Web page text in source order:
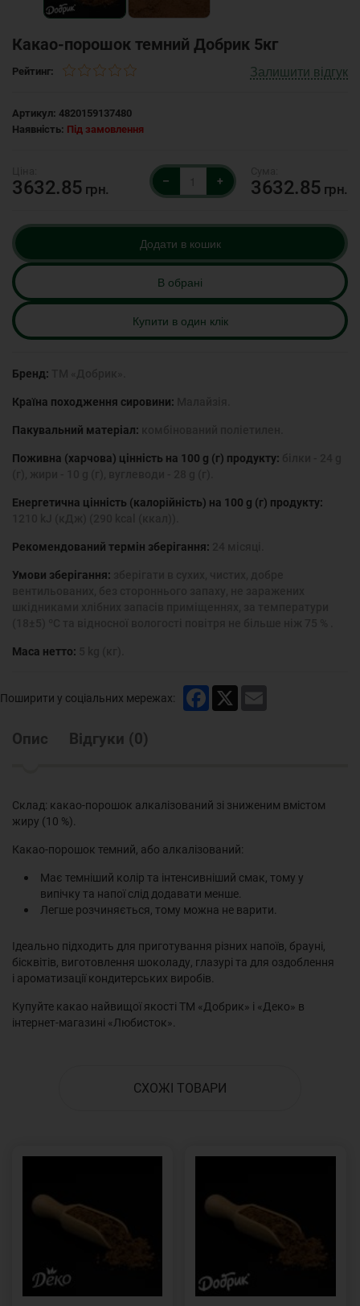
Какао-порошок темний Добрик 5кг
Рейтинг: Залишити відгук
Артикул: 4820159137480
Наявність: Під замовлення
3632.85 грн.
– + 3632.85 грн.
Додати в кошик
В обрані
Купити в один клік
Бренд:
Країна походження сировини:
Пакувальний матеріал:
Поживна (харчова) цінність на 100 g (г) продукту:
Енергетична цінність (калорійність) на 100 g (г) продукту:
Рекомендований термін зберігання:
Умови зберігання:
Маса нетто:
Поширити у соціальних мережах: Facebook
Опис Відгуки (0)
Склад: какао-порошок алкалізований зі зниженим вмістом
жиру (10 %).
Какао-порошок темний, або алкалізований:
Має темніший колір та інтенсивніший смак, тому у
випічку та напої слід додавати менше.
Легше розчиняється, тому можна не варити.
Ідеально підходить для приготування різних напоїв, брауні,
бісквітів, виготовлення шоколаду, глазурі та для оздоблення
і ароматизації кондитерських виробів.
Купуйте какао найвищої якості ТМ «Добрик» і «Деко» в
інтернет-магазині «Любисток».
СХОЖІ ТОВАРИ